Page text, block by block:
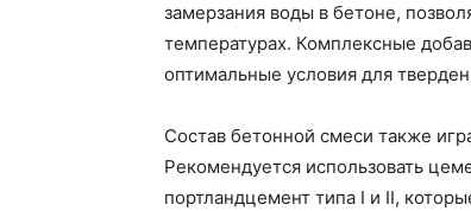
замерзания воды в бетоне,
температурах. Комплексные
оптимальные условия для
Состав бетонной смеси также
Рекомендуется использовать
портландцемент типа I и II,